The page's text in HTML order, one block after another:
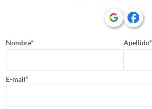
Nombre* Apellido*
E-mail*